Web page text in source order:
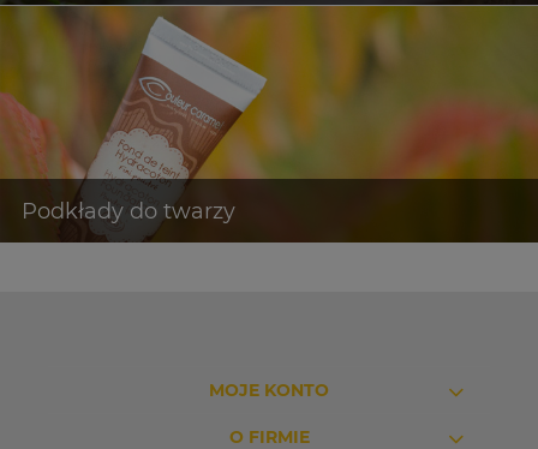
MOJE KONTO
O FIRMIE